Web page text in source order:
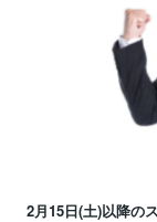
2月15日(土)以降の